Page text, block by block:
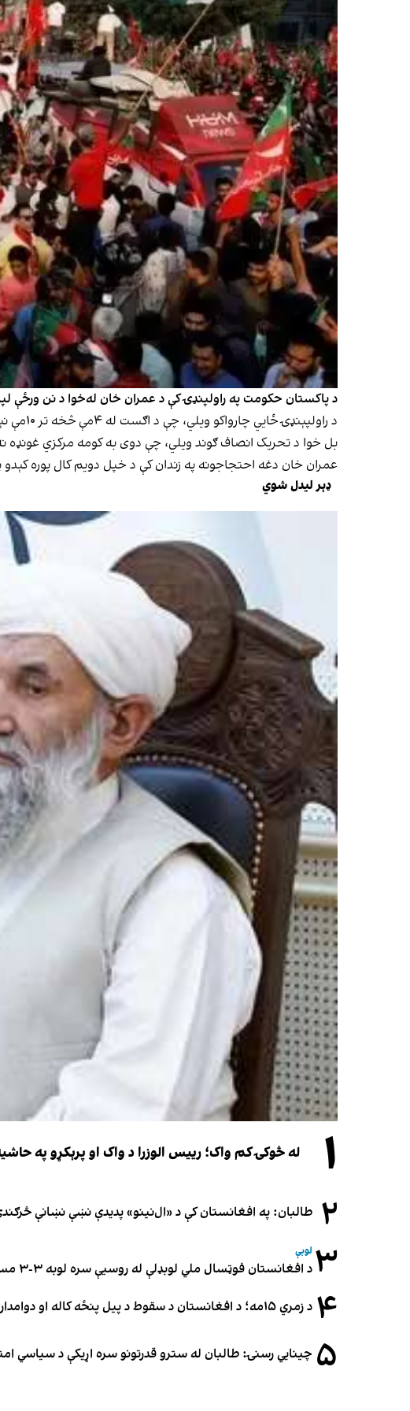
د پاکستان حکومت په راولپنډۍ کې د عمران خان له‌خوا د نن ورځې
د راولپېنډۍ ځایي چارواکو ویلي، چې د اګست له ۴مې څخه تر ۱۰مې نېټې پورې غونډې، لاریونونه، وسله ګرځول، کرکه خپرول او پر موټر سایکلونو د دوو کسانو سپرېدل منع دي.
بل خوا د تحریک انصاف ګوند ویلي، چې دوی به کومه مرکزي غونډه نه
عمران خان دغه احتجاجونه په زندان کې د خپل دویم کال پوره
ډېر لیدل شوي
۱ له څوکۍ کم واک؛ رییس الوزرا د واک او پرېکړو په
۲ طالبان: په افغانستان کې د «ال‌نینو» پدیدې نښې نښانې
۳ لوبې
د افغانستان فوټسال ملي لوبډلې له روسیې سره لوبه ۳-۳ مساوي کړه
۴ د زمري ۱۵مه؛ د افغانستان د سقوط د پیل پنځه کاله او دوامدارې ننګونې
۵ چینایي رسنۍ: طالبان له سترو قدرتونو سره اړیکې د سیاسي